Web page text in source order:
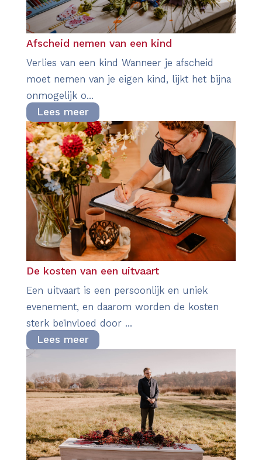
Afscheid nemen van een kind
​Verlies van een kind Wanneer je afscheid
moet nemen van je eigen kind, lijkt het bijna
onmogelijk o...
Lees meer
De kosten van een uitvaart
Een uitvaart is een persoonlijk en uniek
evenement, en daarom worden de kosten
sterk beïnvloed door ...
Lees meer